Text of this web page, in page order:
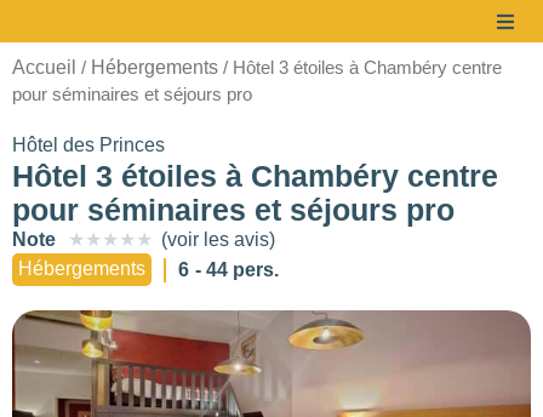
Accueil / Hébergements / Hôtel 3 étoiles à Chambéry centre
pour séminaires et séjours pro
Hôtel des Princes
Hôtel 3 étoiles à Chambéry centre
pour séminaires et séjours pro
Note ★★★★★ (voir les avis)
Hébergements
6 - 44 pers.